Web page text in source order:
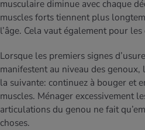
musculaire diminue avec chaque
muscles forts tiennent plus
l’âge. Cela vaut également pour les
Lorsque les premiers signes
manifestent au niveau des genoux,
la suivante: continuez à bouger et
muscles. Ménager excessivement
articulations du genou ne fait
choses.